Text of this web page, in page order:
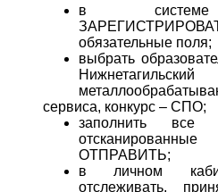
в системе
обязательные поля;
выбрать
сервиса, конкурс – СПО;
заполнить все
ОТПРАВИТЬ;
в личном
отслеживать,